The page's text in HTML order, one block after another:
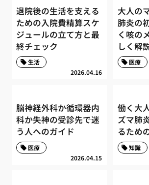
退院後の生活を支える
ための入院費精算スケ
ジュールの立て方と最
終チェック
2026.04.16
生活
大人の
肺炎の
く咳の
しく解
医療
脳神経外科か循環器内
科か失神の受診先で迷
う人へのガイド
2026.04.15
医療
働く大
ズマ肺
るため
知識